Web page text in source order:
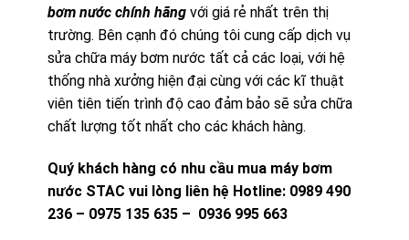
bơm nước chính hãngvới giá rẻ nhất trên thị
trường. Bên cạnh đó chúng tôi cung cấp dịch vụ
sửa chữa máy bơm nước tất cả các loại, với hệ
thống nhà xưởng hiện đại cùng với các kĩ thuật
viên tiên tiến trình độ cao đảm bảo sẽ sửa chữa
chất lượng tốt nhất cho các khách hàng.
Quý khách hàng có nhu cầu mua máy bơm
nước STAC vui lòng liên hệ Hotline: 0989 490
236 – 0975 135 635 – 0936 995 663